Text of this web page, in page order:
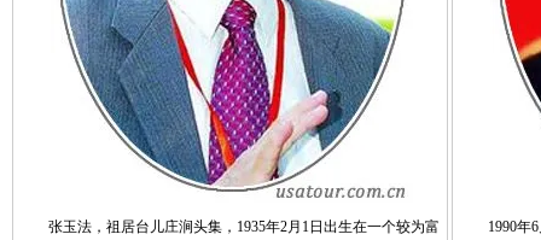
张玉法，祖居台儿庄涧头集，1935年2月1日出生在一个较为富
1990年6